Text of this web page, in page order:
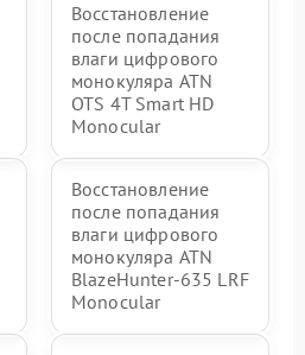
Восстановление
после попадания
влаги цифрового
монокуляра ATN
OTS 4T Smart HD
Monocular
Восстановление
после попадания
влаги цифрового
монокуляра ATN
BlazeHunter‑635 LRF
Monocular